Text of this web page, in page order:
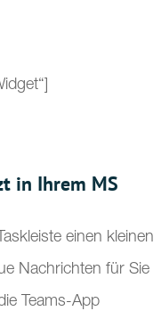
in Ihrem MS
einen kleinen
Nachrichten für Sie
Teams-App